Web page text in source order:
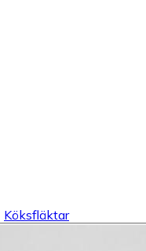
Köksfläktar